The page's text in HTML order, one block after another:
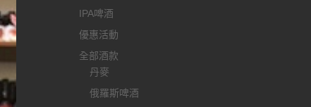
IPA啤酒
優惠活動
全部酒款
丹麥
俄羅斯啤酒